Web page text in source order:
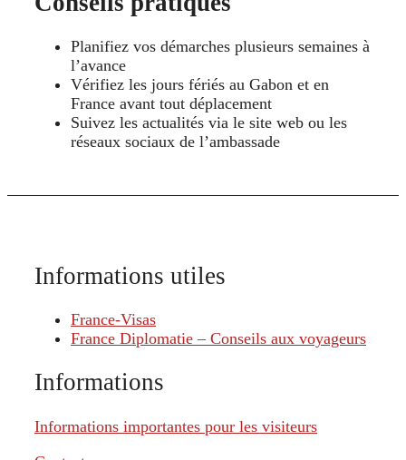
Planifiez vos démarches plusieurs semaines à
l’avance
Vérifiez les jours fériés au Gabon et en
France avant tout déplacement
Suivez les actualités via le site web ou les
réseaux sociaux de l’ambassade
Informations utiles
France-Visas
France Diplomatie – Conseils aux voyageurs
Informations
Informations importantes pour les visiteurs